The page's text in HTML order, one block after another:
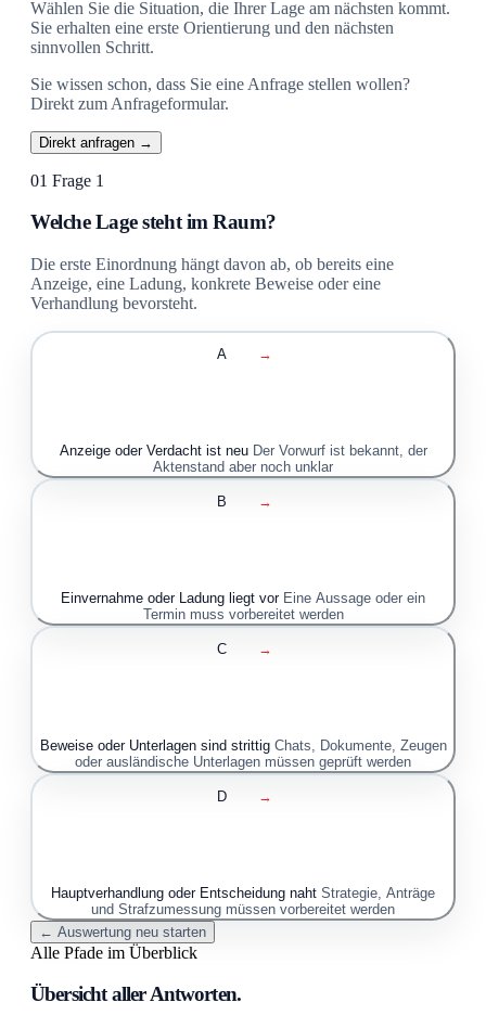
Wählen Sie die Situation, die Ihrer Lage am nächsten kommt.
Sie erhalten eine erste Orientierung und den nächsten
sinnvollen Schritt.
Sie wissen schon, dass Sie eine Anfrage stellen wollen?
Direkt zum Anfrageformular.
Direkt anfragen →
01 Frage 1
Welche Lage steht im Raum?
Die erste Einordnung hängt davon ab, ob bereits eine
Anzeige, eine Ladung, konkrete Beweise oder eine
Verhandlung bevorsteht.
A →
Anzeige oder Verdacht ist neu Der Vorwurf ist bekannt, der
Aktenstand aber noch unklar
B →
Einvernahme oder Ladung liegt vor Eine Aussage oder ein
Termin muss vorbereitet werden
C →
Beweise oder Unterlagen sind strittig Chats, Dokumente, Zeugen
oder ausländische Unterlagen müssen geprüft werden
D →
Hauptverhandlung oder Entscheidung naht Strategie, Anträge
und Strafzumessung müssen vorbereitet werden
← Auswertung neu starten
Alle Pfade im Überblick
Übersicht aller Antworten.